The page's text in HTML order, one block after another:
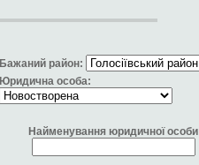
Бажаний район:
Юридична особа:
Найменування юридичної особи